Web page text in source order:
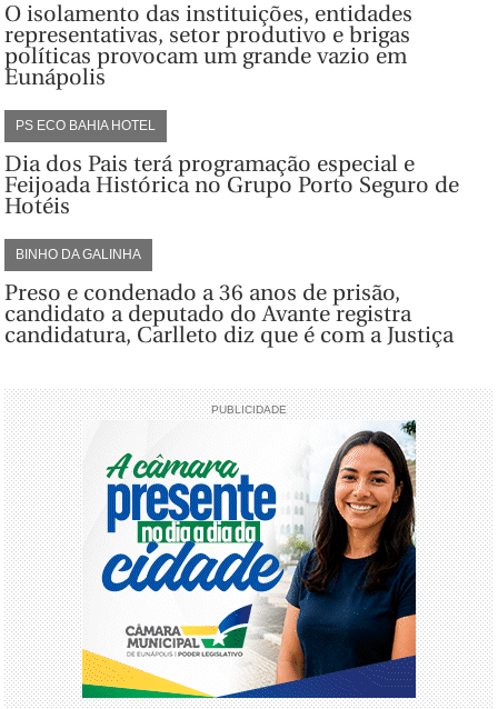
O isolamento das instituições, entidades
representativas, setor produtivo e brigas
políticas provocam um grande vazio em
Eunápolis
PS ECO BAHIA HOTEL
Dia dos Pais terá programação especial e
Feijoada Histórica no Grupo Porto Seguro de
Hotéis
BINHO DA GALINHA
Preso e condenado a 36 anos de prisão,
candidato a deputado do Avante registra
candidatura, Carlleto diz que é com a Justiça
PUBLICIDADE